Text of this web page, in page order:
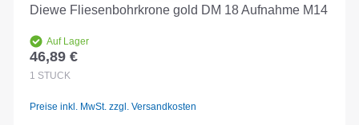
Diewe Fliesenbohrkrone gold DM 18 Aufnahme M14
Auf Lager
Regulärer Preis:
46,89 €
1 STÜCK
Preise inkl. MwSt. zzgl. Versandkosten